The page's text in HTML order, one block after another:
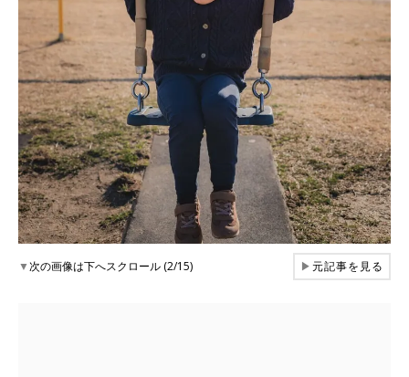
▼次の画像は下へスクロール (2/15) ▶元記事を見る